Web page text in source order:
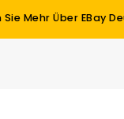
Sie Mehr Über EBay